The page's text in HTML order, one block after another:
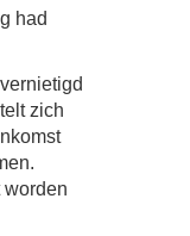
had
zich
worden